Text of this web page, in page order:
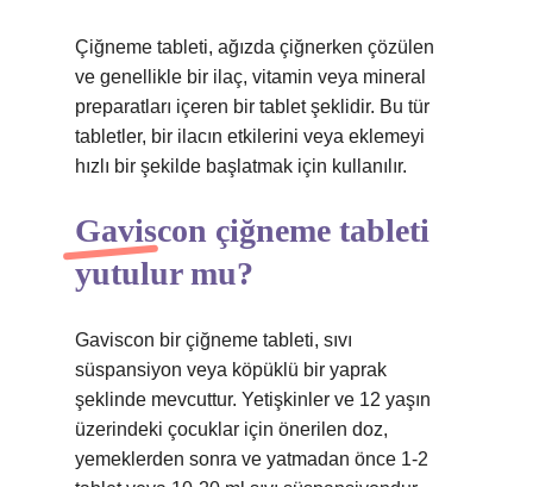
Çiğneme tableti, ağızda çiğnerken çözülen
ve genellikle bir ilaç, vitamin veya mineral
preparatları içeren bir tablet şeklidir. Bu tür
tabletler, bir ilacın etkilerini veya eklemeyi
hızlı bir şekilde başlatmak için kullanılır.
Gaviscon çiğneme tableti
yutulur mu?
Gaviscon bir çiğneme tableti, sıvı
süspansiyon veya köpüklü bir yaprak
şeklinde mevcuttur. Yetişkinler ve 12 yaşın
üzerindeki çocuklar için önerilen doz,
yemeklerden sonra ve yatmadan önce 1-2